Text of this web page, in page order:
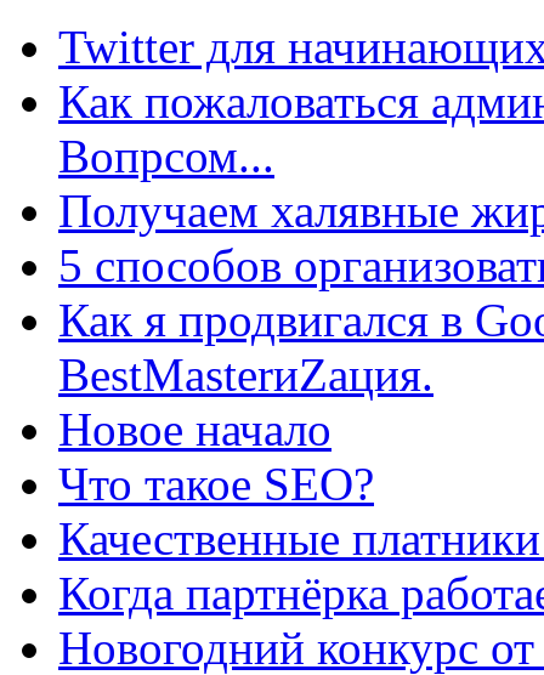
Twitter для
Как пожаловаться
Вопрсом...
Получаем халявные
5 способов
Как я продвигался в
BestMasterиZация.
Новое начало
Что такое SEO?
Качественные
Когда партнёрка
Новогодний конкурс